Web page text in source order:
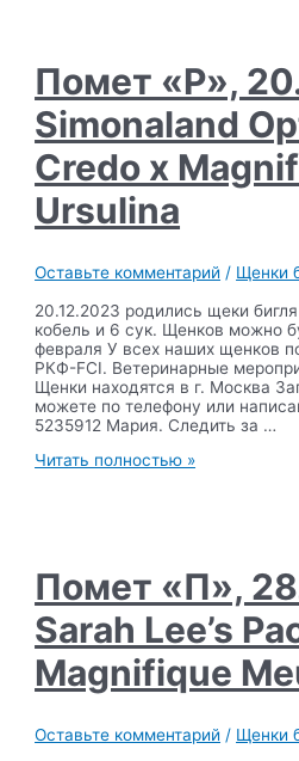
Meute
Olivia
Помет «Р»,
Simonaland
Credo x
Ursulina
Оставьте комментарий / Щенки
20.12.2023 родились щеки
кобель и 6 сук. Щенков можно
февраля У всех наших щенков
РКФ-FCI. Ветеринарные
Щенки находятся в г. Москва
можете по телефону или
5235912 Мария. Следить за …
Помет
x
Magnifique
Meute
Ursulina
Читать полностью »
Помет «П»,
Sarah Lee’s
Magnifique
Оставьте комментарий / Щенки